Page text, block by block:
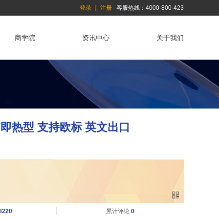
登录 ｜ 注册 客服热线：4000-800-423
特价 卫浴配件
新奇特专
品牌专区
商学院 资讯中心 关于我们
热型 支持欧标 英文出口
累计评论 0